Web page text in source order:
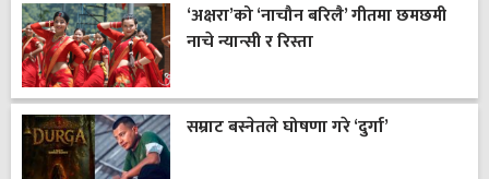
‘अक्षरा’को ‘नाचौन बरिलै’ गीतमा छमछमी
नाचे न्यान्सी र रिस्ता
सम्राट बस्नेतले घोषणा गरे ‘दुर्गा’